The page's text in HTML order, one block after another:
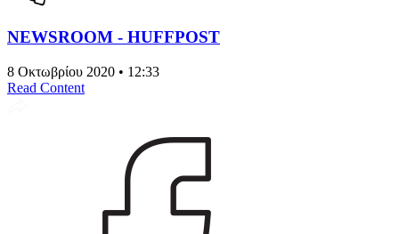
NEWSROOM - HUFFPOST
8 Οκτωβρίου 2020 • 12:33
Read Content